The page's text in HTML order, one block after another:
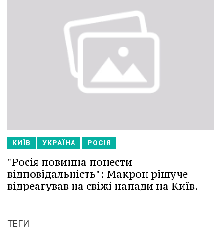
КИЇВ УКРАЇНА РОСІЯ
"Росія повинна понести
відповідальність": Макрон рішуче
відреагував на свіжі напади на Київ.
ТЕГИ